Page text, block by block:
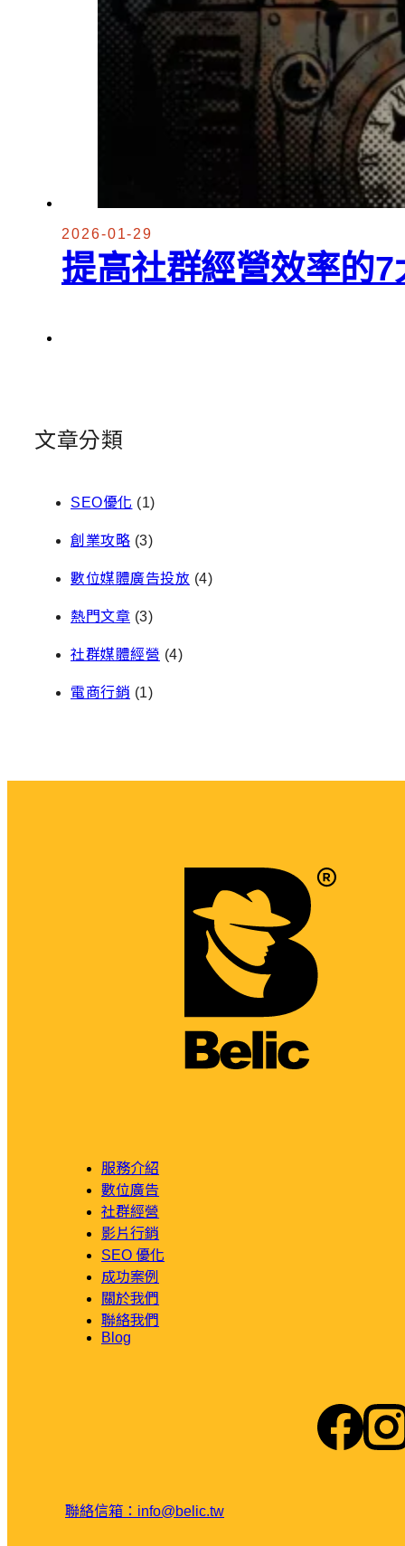
2026-01-29
提高社群經營效率的
文章分類
SEO優化 (1)
創業攻略 (3)
數位媒體廣告投放 (4)
熱門文章 (3)
社群媒體經營 (4)
電商行銷 (1)
服務介紹
數位廣告
社群經營
影片行銷
SEO 優化
成功案例
關於我們
聯絡我們
Blog
聯絡信箱：info@belic.tw